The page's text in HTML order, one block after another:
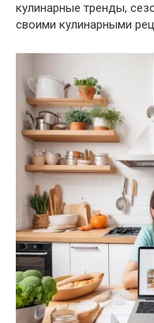
кулинарные тренды,
своими кулинарными